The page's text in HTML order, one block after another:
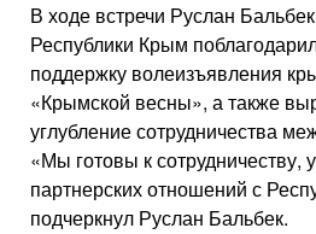
В ходе встречи Руслан
Республики Крым
поддержку волеизъявления
«Крымской весны», а также
углубление сотрудничества
«Мы готовы к сотрудничеству,
партнерских отношений с
подчеркнул Руслан Бальбек.